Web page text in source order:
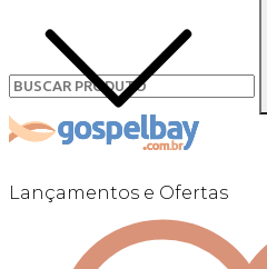
Lançamentos e Ofertas